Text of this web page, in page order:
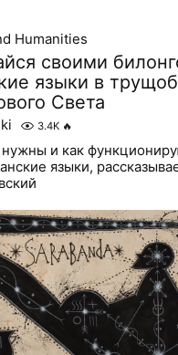
Humanities
своими
языки в
Света
3.4K 🔥
и как
языки,